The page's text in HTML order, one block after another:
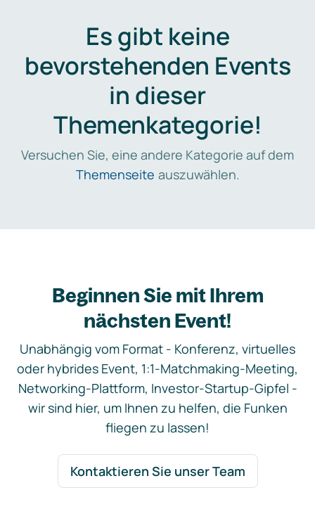
Es gibt keine
bevorstehenden Events
in dieser
Themenkategorie!
Versuchen Sie, eine andere Kategorie auf dem
Themenseite auszuwählen.
Beginnen Sie mit Ihrem
nächsten Event!
Unabhängig vom Format - Konferenz, virtuelles
oder hybrides Event, 1:1-Matchmaking-Meeting,
Networking-Plattform, Investor-Startup-Gipfel -
wir sind hier, um Ihnen zu helfen, die Funken
fliegen zu lassen!
Kontaktieren Sie unser Team